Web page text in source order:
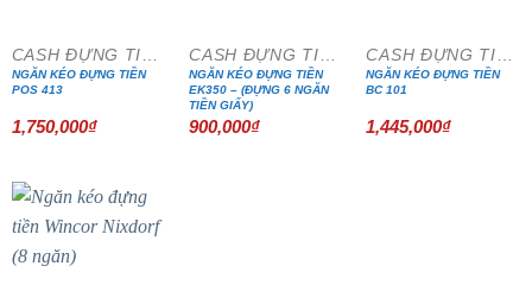
NGĂN KÉO ĐỰNG TIỀN
POS 413
1,750,000₫
NGĂN KÉO ĐỰNG TIỀN
EK350 – (ĐỰNG 6 NGĂN
TIỀN GIẤY)
900,000₫
NGĂN KÉO ĐỰNG TIỀN
BC 101
1,445,000₫